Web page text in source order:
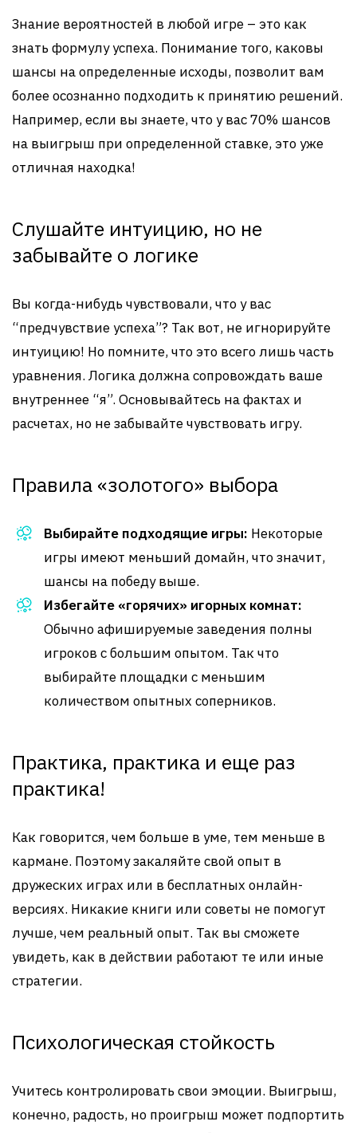
Знание вероятностей в любой игре – это как
знать формулу успеха. Понимание того, каковы
шансы на определенные исходы, позволит вам
более осознанно подходить к принятию решений.
Например, если вы знаете, что у вас 70% шансов
на выигрыш при определенной ставке, это уже
отличная находка!
Слушайте интуицию, но не
забывайте о логике
Вы когда-нибудь чувствовали, что у вас
“предчувствие успеха”? Так вот, не игнорируйте
интуицию! Но помните, что это всего лишь часть
уравнения. Логика должна сопровождать ваше
внутреннее “я”. Основывайтесь на фактах и
расчетах, но не забывайте чувствовать игру.
Правила «золотого» выбора
Выбирайте подходящие игры: Некоторые
игры имеют меньший домайн, что значит,
шансы на победу выше.
Избегайте «горячих» игорных комнат:
Обычно афишируемые заведения полны
игроков с большим опытом. Так что
выбирайте площадки с меньшим
количеством опытных соперников.
Практика, практика и еще раз
практика!
Как говорится, чем больше в уме, тем меньше в
кармане. Поэтому закаляйте свой опыт в
дружеских играх или в бесплатных онлайн-
версиях. Никакие книги или советы не помогут
лучше, чем реальный опыт. Так вы сможете
увидеть, как в действии работают те или иные
стратегии.
Психологическая стойкость
Учитесь контролировать свои эмоции. Выигрыш,
конечно, радость, но проигрыш может подпортить